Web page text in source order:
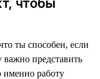
ты способен, если
представить
именно работу